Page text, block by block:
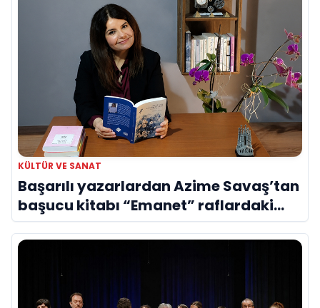
KÜLTÜR VE SANAT
Başarılı yazarlardan Azime Savaş’tan
başucu kitabı “Emanet” raflardaki
yerini aldı